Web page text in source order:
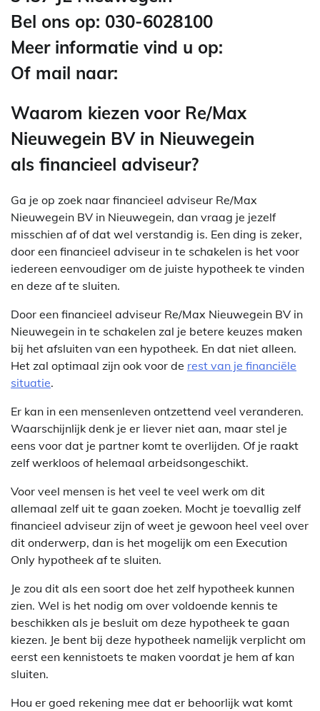
Bel ons op: 030-6028100
Meer informatie vind u op:
Of mail naar:
Waarom kiezen voor Re/Max
Nieuwegein BV in Nieuwegein
als financieel adviseur?
Ga je op zoek naar financieel adviseur Re/Max
Nieuwegein BV in Nieuwegein, dan vraag je jezelf
misschien af of dat wel verstandig is. Een ding is zeker,
door een financieel adviseur in te schakelen is het voor
iedereen eenvoudiger om de juiste hypotheek te vinden
en deze af te sluiten.
Door een financieel adviseur Re/Max Nieuwegein BV in
Nieuwegein in te schakelen zal je betere keuzes maken
bij het afsluiten van een hypotheek. En dat niet alleen.
Het zal optimaal zijn ook voor de rest van je financiële
situatie.
Er kan in een mensenleven ontzettend veel veranderen.
Waarschijnlijk denk je er liever niet aan, maar stel je
eens voor dat je partner komt te overlijden. Of je raakt
zelf werkloos of helemaal arbeidsongeschikt.
Voor veel mensen is het veel te veel werk om dit
allemaal zelf uit te gaan zoeken. Mocht je toevallig zelf
financieel adviseur zijn of weet je gewoon heel veel over
dit onderwerp, dan is het mogelijk om een Execution
Only hypotheek af te sluiten.
Je zou dit als een soort doe het zelf hypotheek kunnen
zien. Wel is het nodig om over voldoende kennis te
beschikken als je besluit om deze hypotheek te gaan
kiezen. Je bent bij deze hypotheek namelijk verplicht om
eerst een kennistoets te maken voordat je hem af kan
sluiten.
Hou er goed rekening mee dat er behoorlijk wat komt